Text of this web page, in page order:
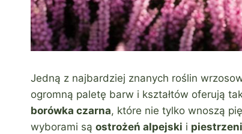
Jedną z najbardziej znanych roślin
ogromną paletę barw i kształtów oferują
borówka czarna, które nie tylko wnoszą
wyborami są ostrożeń alpejski i